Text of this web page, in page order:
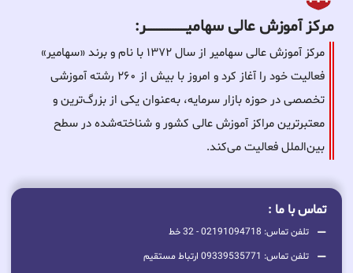
مرکز آموزش عالی سهامیـــــــــــــــــــــــــر:
مرکز آموزش عالی سهامیر از سال ۱۳۷۲ با نام و برند «سهامیر»
فعالیت خود را آغاز کرد و امروز با بیش از ۲۶۰ رشته آموزشی
تخصصی در حوزه بازار سرمایه، به‌عنوان یکی از بزرگ‌ترین و
معتبرترین مراکز آموزش عالی کشور و شناخته‌شده در سطح
بین‌الملل فعالیت می‌کند.
تماس با ما :
تلفن تماس: 02191094718 - 32 خط
تلفن تماس: 09339535771 ارتباط مستقیم